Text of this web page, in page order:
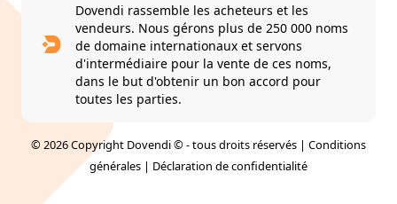
Dovendi rassemble les acheteurs et les
vendeurs. Nous gérons plus de 250 000 noms
de domaine internationaux et servons
d'intermédiaire pour la vente de ces noms,
dans le but d'obtenir un bon accord pour
toutes les parties.
© 2026 Copyright Dovendi © - tous droits réservés | Conditions
générales | Déclaration de confidentialité